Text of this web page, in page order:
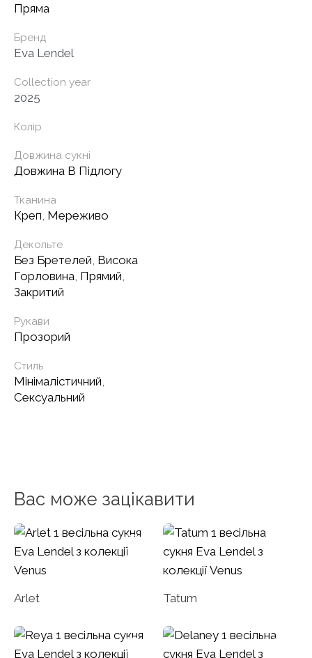
Пряма
Бренд
Eva Lendel
Collection year
2025
Колір
Довжина сукні
Довжина В Підлогу
Тканина
Креп Мереживо
Декольте
Без Бретелей Висока
Горловина Прямий
Закритий
Рукави
Прозорий
Стиль
Мінімалістичний
Сексуальний
Вас може зацікавити
Arlet Tatum